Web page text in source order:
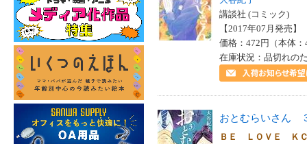
講談社 (コミック)
【2017年07月発売
価格：472円（本体
在庫状況：品切れの
おとむらいさん
ＢＥ ＬＯＶＥ